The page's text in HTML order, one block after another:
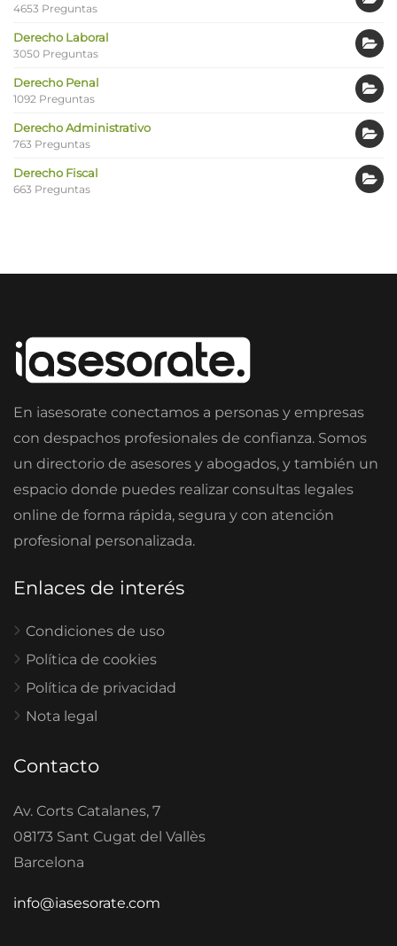
4653 Preguntas
Derecho Laboral
3050 Preguntas
Derecho Penal
1092 Preguntas
Derecho Administrativo
763 Preguntas
Derecho Fiscal
663 Preguntas
En iasesorate conectamos a personas y empresas
con despachos profesionales de confianza. Somos
un directorio de asesores y abogados, y también un
espacio donde puedes realizar consultas legales
online de forma rápida, segura y con atención
profesional personalizada.
Enlaces de interés
Condiciones de uso
Política de cookies
Política de privacidad
Nota legal
Contacto
Av. Corts Catalanes, 7
08173 Sant Cugat del Vallès
Barcelona
info@iasesorate.com